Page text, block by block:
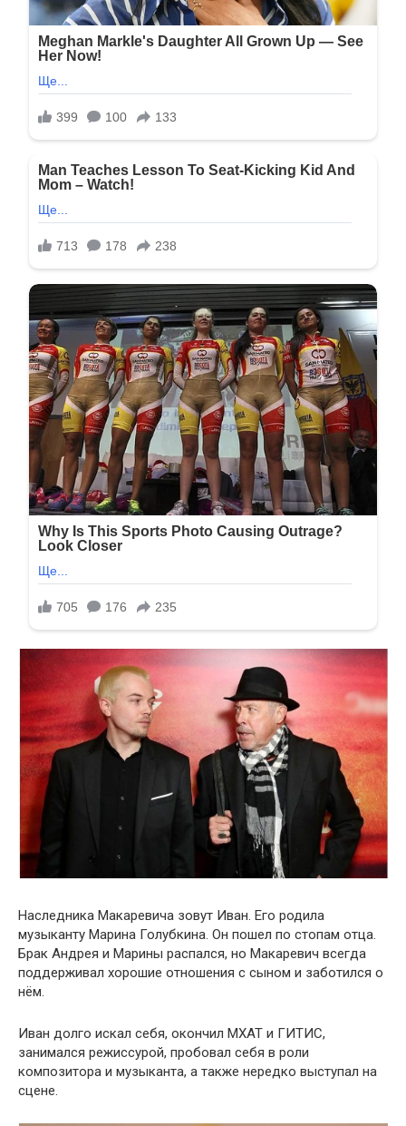
Наследника Макаревича зовут Иван. Его родила
музыканту Марина Голубкина. Он пошел по стопам отца.
Брак Андрея и Марины распался, но Макаревич всегда
поддерживал хорошие отношения с сыном и заботился о
нём.
Иван долго искал себя, окончил МХАТ и ГИТИС,
занимался режиссурой, пробовал себя в роли
композитора и музыканта, а также нередко выступал на
сцене.